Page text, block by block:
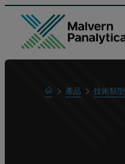
Home產品 技術類型